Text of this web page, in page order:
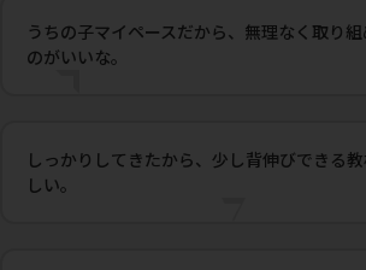
うちの子マイペースだから、無理なく取り組
のがいいな。
しっかりしてきたから、少し背伸びできる
しい。